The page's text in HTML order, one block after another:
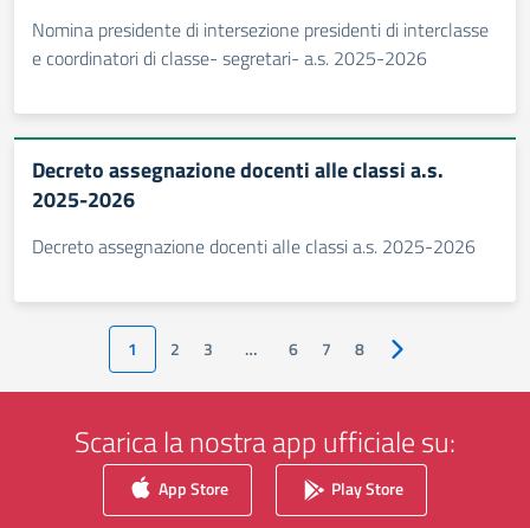
Nomina presidente di intersezione presidenti di interclasse
e coordinatori di classe- segretari- a.s. 2025-2026
Decreto assegnazione docenti alle classi a.s.
2025-2026
Decreto assegnazione docenti alle classi a.s. 2025-2026
1 2 3 … 6 7 8 Pagina successiva
Scarica la nostra app ufficiale su:
App Store Play Store